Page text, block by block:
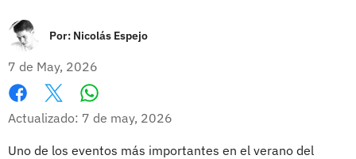
Por: Nicolás Espejo
7 de May, 2026
Facebook
X
Actualizado: 7 de may, 2026
Uno de los eventos más importantes en el verano del